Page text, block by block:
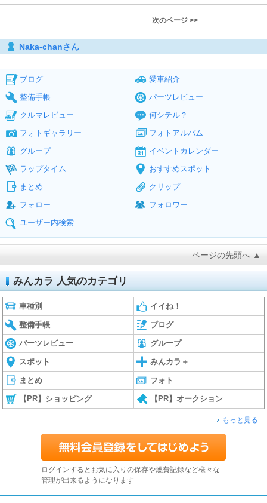
次のページ >>
Naka-chanさん
ブログ
愛車紹介
整備手帳
パーツレビュー
クルマレビュー
何シテル？
フォトギャラリー
フォトアルバム
グループ
イベントカレンダー
ラップタイム
おすすめスポット
まとめ
クリップ
フォロー
フォロワー
ユーザー内検索
ページの先頭へ ▲
みんカラ 人気のカテゴリ
車種別 イイね！
整備手帳 ブログ
パーツレビュー グループ
スポット みんカラ＋
まとめ フォト
【PR】ショッピング 【PR】オークション
もっと見る
ログインするとお気に入りの保存や燃費記録など様々な
管理が出来るようになります